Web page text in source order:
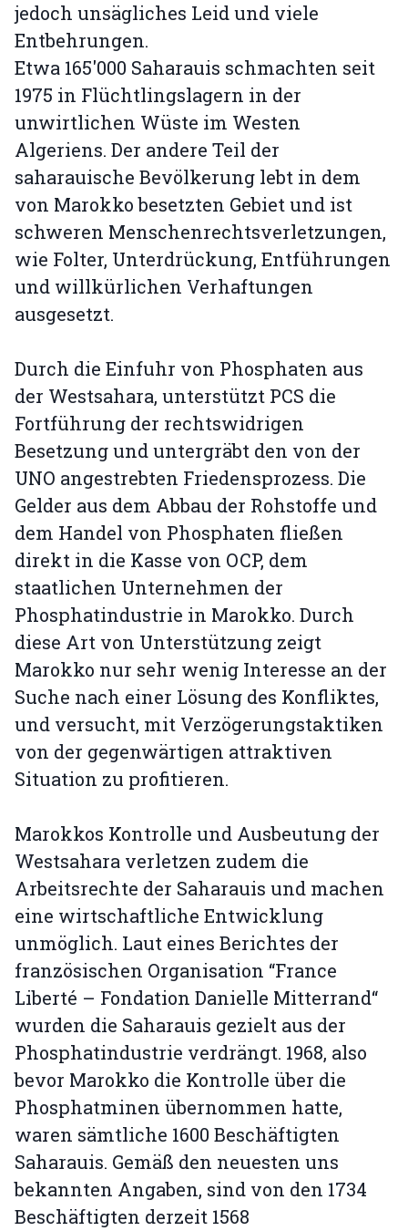
jedoch unsägliches Leid und viele
Entbehrungen.
Etwa 165'000 Saharauis schmachten seit
1975 in Flüchtlingslagern in der
unwirtlichen Wüste im Westen
Algeriens. Der andere Teil der
saharauische Bevölkerung lebt in dem
von Marokko besetzten Gebiet und ist
schweren Menschenrechtsverletzungen,
wie Folter, Unterdrückung, Entführungen
und willkürlichen Verhaftungen
ausgesetzt.
Durch die Einfuhr von Phosphaten aus
der Westsahara, unterstützt PCS die
Fortführung der rechtswidrigen
Besetzung und untergräbt den von der
UNO angestrebten Friedensprozess. Die
Gelder aus dem Abbau der Rohstoffe und
dem Handel von Phosphaten fließen
direkt in die Kasse von OCP, dem
staatlichen Unternehmen der
Phosphatindustrie in Marokko. Durch
diese Art von Unterstützung zeigt
Marokko nur sehr wenig Interesse an der
Suche nach einer Lösung des Konfliktes,
und versucht, mit Verzögerungstaktiken
von der gegenwärtigen attraktiven
Situation zu profitieren.
Marokkos Kontrolle und Ausbeutung der
Westsahara verletzen zudem die
Arbeitsrechte der Saharauis und machen
eine wirtschaftliche Entwicklung
unmöglich. Laut eines Berichtes der
französischen Organisation “France
Liberté – Fondation Danielle Mitterrand“
wurden die Saharauis gezielt aus der
Phosphatindustrie verdrängt. 1968, also
bevor Marokko die Kontrolle über die
Phosphatminen übernommen hatte,
waren sämtliche 1600 Beschäftigten
Saharauis. Gemäß den neuesten uns
bekannten Angaben, sind von den 1734
Beschäftigten derzeit 1568